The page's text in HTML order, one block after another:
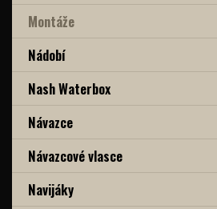
Montáže
Nádobí
Nash Waterbox
Návazce
Návazcové vlasce
Navijáky